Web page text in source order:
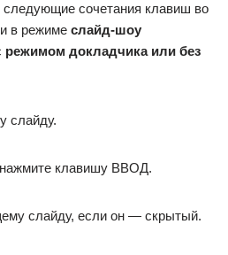
сочетания клавиш во
в режиме слайд-шоу
режимом докладчика или без
слайду.
клавишу ВВОД.
слайду, если он — скрытый.